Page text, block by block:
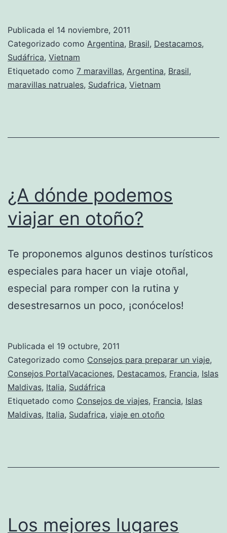
Publicada el 14 noviembre, 2011
Categorizado como Argentina, Brasil, Destacamos,
Sudáfrica, Vietnam
Etiquetado como 7 maravillas, Argentina, Brasil,
maravillas natruales, Sudafrica, Vietnam
¿A dónde podemos
viajar en otoño?
Te proponemos algunos destinos turísticos
especiales para hacer un viaje otoñal,
especial para romper con la rutina y
desestresarnos un poco, ¡conócelos!
Publicada el 19 octubre, 2011
Categorizado como Consejos para preparar un viaje,
Consejos PortalVacaciones, Destacamos, Francia, Islas
Maldivas, Italia, Sudáfrica
Etiquetado como Consejos de viajes, Francia, Islas
Maldivas, Italia, Sudafrica, viaje en otoño
Los mejores lugares